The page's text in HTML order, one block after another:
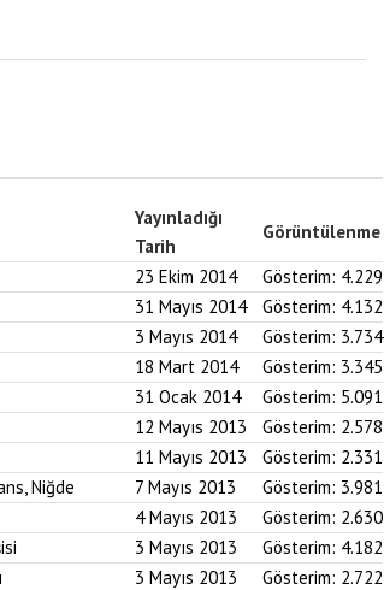
Yayınladığı
Tarih
Görüntülenme
23 Ekim 2014 Gösterim: 4.229
31 Mayıs 2014 Gösterim: 4.132
3 Mayıs 2014 Gösterim: 3.734
18 Mart 2014 Gösterim: 3.345
31 Ocak 2014 Gösterim: 5.091
12 Mayıs 2013 Gösterim: 2.578
11 Mayıs 2013 Gösterim: 2.331
Niğde 7 Mayıs 2013 Gösterim: 3.981
4 Mayıs 2013 Gösterim: 2.630
3 Mayıs 2013 Gösterim: 4.182
3 Mayıs 2013 Gösterim: 2.722